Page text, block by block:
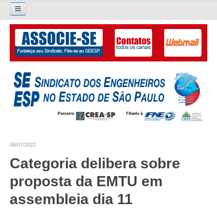
Pesquisar...
O SINDICATO
APRESENTAÇÃO
PALAVRA DO PRESIDENTE
GALERIA EX-PRESIDENTES
08/07/2022
Categoria delibera sobre
proposta da EMTU em
assembleia dia 11